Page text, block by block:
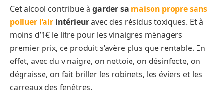
Cet alcool contribue à garder sa maison propre sans
polluer l’air intérieuravec des résidus toxiques. Et à
moins d’1€ le litre pour les vinaigres ménagers
premier prix, ce produit s’avère plus que rentable. En
effet, avec du vinaigre, on nettoie, on désinfecte, on
dégraisse, on fait briller les robinets, les éviers et les
carreaux des fenêtres.